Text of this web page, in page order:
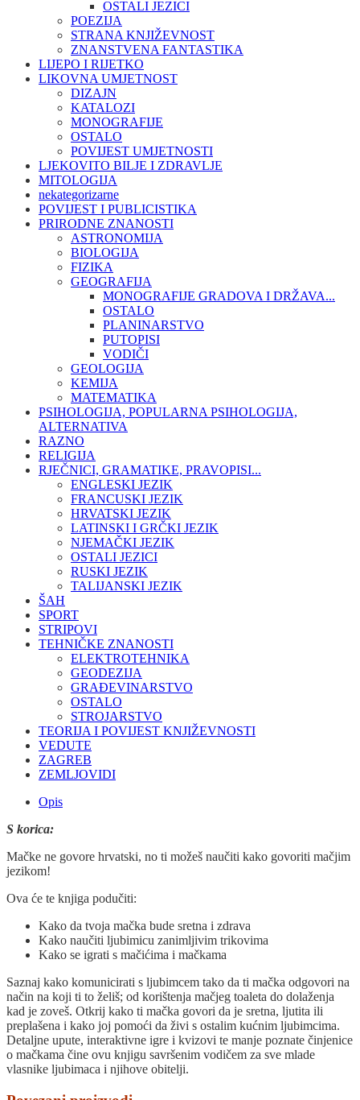
OSTALI JEZICI
POEZIJA
STRANA KNJIŽEVNOST
ZNANSTVENA FANTASTIKA
LIJEPO I RIJETKO
LIKOVNA UMJETNOST
DIZAJN
KATALOZI
MONOGRAFIJE
OSTALO
POVIJEST UMJETNOSTI
LJEKOVITO BILJE I ZDRAVLJE
MITOLOGIJA
nekategorizarne
POVIJEST I PUBLICISTIKA
PRIRODNE ZNANOSTI
ASTRONOMIJA
BIOLOGIJA
FIZIKA
GEOGRAFIJA
MONOGRAFIJE GRADOVA I DRŽAVA...
OSTALO
PLANINARSTVO
PUTOPISI
VODIČI
GEOLOGIJA
KEMIJA
MATEMATIKA
PSIHOLOGIJA, POPULARNA PSIHOLOGIJA,
ALTERNATIVA
RAZNO
RELIGIJA
RJEČNICI, GRAMATIKE, PRAVOPISI...
ENGLESKI JEZIK
FRANCUSKI JEZIK
HRVATSKI JEZIK
LATINSKI I GRČKI JEZIK
NJEMAČKI JEZIK
OSTALI JEZICI
RUSKI JEZIK
TALIJANSKI JEZIK
ŠAH
SPORT
STRIPOVI
TEHNIČKE ZNANOSTI
ELEKTROTEHNIKA
GEODEZIJA
GRAĐEVINARSTVO
OSTALO
STROJARSTVO
TEORIJA I POVIJEST KNJIŽEVNOSTI
VEDUTE
ZAGREB
ZEMLJOVIDI
Opis
S korica:
Mačke ne govore hrvatski, no ti možeš naučiti kako govoriti mačjim
jezikom!
Ova će te knjiga podučiti:
Kako da tvoja mačka bude sretna i zdrava
Kako naučiti ljubimicu zanimljivim trikovima
Kako se igrati s mačićima i mačkama
Saznaj kako komunicirati s ljubimcem tako da ti mačka odgovori na
način na koji ti to želiš; od korištenja mačjeg toaleta do dolaženja
kad je zoveš. Otkrij kako ti mačka govori da je sretna, ljutita ili
preplašena i kako joj pomoći da živi s ostalim kućnim ljubimcima.
Detaljne upute, interaktivne igre i kvizovi te manje poznate činjenice
o mačkama čine ovu knjigu savršenim vodičem za sve mlade
vlasnike ljubimaca i njihove obitelji.